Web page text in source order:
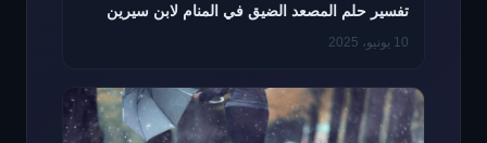
تفسير حلم المصعد الضيق في المنام لابن سيرين
10 يونيو، 2025